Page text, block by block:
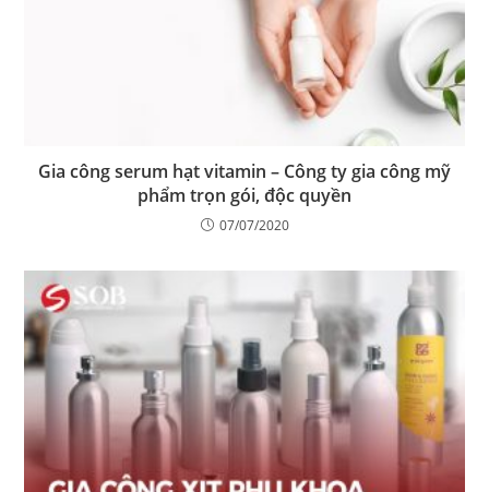
Gia công serum hạt vitamin – Công ty gia công mỹ
phẩm trọn gói, độc quyền
07/07/2020